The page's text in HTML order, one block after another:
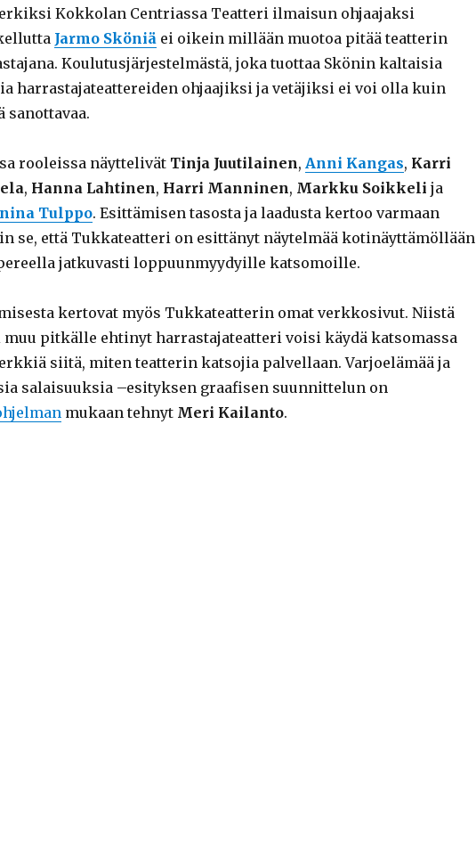
Kokkolan Centriassa Teatteri ilmaisun ohjaajaksi
Jarmo Sköniäei oikein millään muotoa pitää teatterin
Koulutusjärjestelmästä, joka tuottaa Skönin kaltaisia
harrastajateattereiden ohjaajiksi ja vetäjiksi ei voi olla kuin
sanottavaa.
rooleissa näyttelivät Tinja Juutilainen, Anni Kangas, Karri
, Hanna Lahtinen, Harri Manninen, Markku Soikkeli ja
Tulppo. Esittämisen tasosta ja laadusta kertoo varmaan
se, että Tukkateatteri on esittänyt näytelmää kotinäyttämöllään
jatkuvasti loppuunmyydyille katsomoille.
kertovat myös Tukkateatterin omat verkkosivut. Niistä
muu pitkälle ehtinyt harrastajateatteri voisi käydä katsomassa
siitä, miten teatterin katsojia palvellaan. Varjoelämää ja
salaisuuksia –esityksen graafisen suunnittelun on
mukaan tehnyt Meri Kailanto.